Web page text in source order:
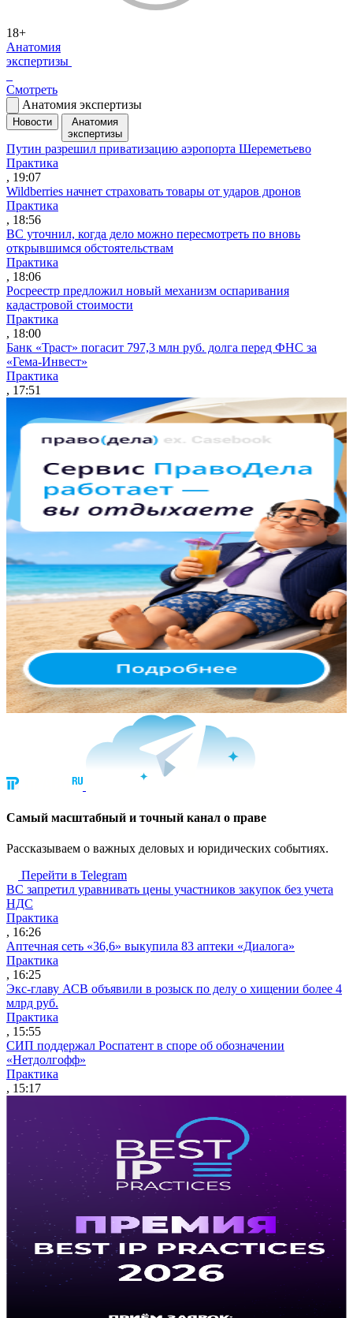
18+
Анатомия
экспертизы
Смотреть
Анатомия экспертизы
Новости
Анатомия
экспертизы
Путин разрешил приватизацию аэропорта Шереметьево
Практика
, 19:07
Wildberries начнет страховать товары от ударов дронов
Практика
, 18:56
ВС уточнил, когда дело можно пересмотреть по вновь
открывшимся обстоятельствам
Практика
, 18:06
Росреестр предложил новый механизм оспаривания
кадастровой стоимости
Практика
, 18:00
Банк «Траст» погасит 797,3 млн руб. долга перед ФНС за
«Гема-Инвест»
Практика
, 17:51
Cамый масштабный и точный канал о праве
Рассказываем о важных деловых и юридических событиях.
Перейти в Telegram
ВС запретил уравнивать цены участников закупок без учета
НДС
Практика
, 16:26
Аптечная сеть «36,6» выкупила 83 аптеки «Диалога»
Практика
, 16:25
Экс-главу АСВ объявили в розыск по делу о хищении более 4
млрд руб.
Практика
, 15:55
СИП поддержал Роспатент в споре об обозначении
«Нетдолгофф»
Практика
, 15:17